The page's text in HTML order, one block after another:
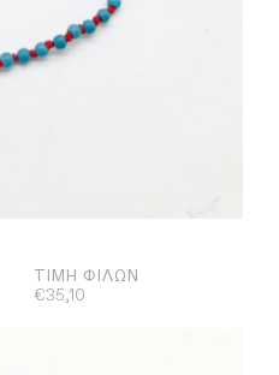
ΤΙΜΉ ΦΊΛΩΝ
€35,10